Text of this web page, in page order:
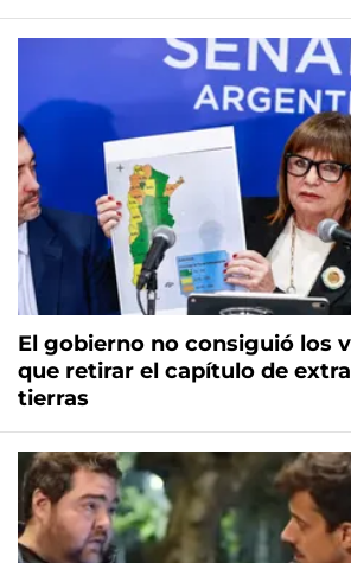
El gobierno no consiguió los
que retirar el capítulo de
tierras